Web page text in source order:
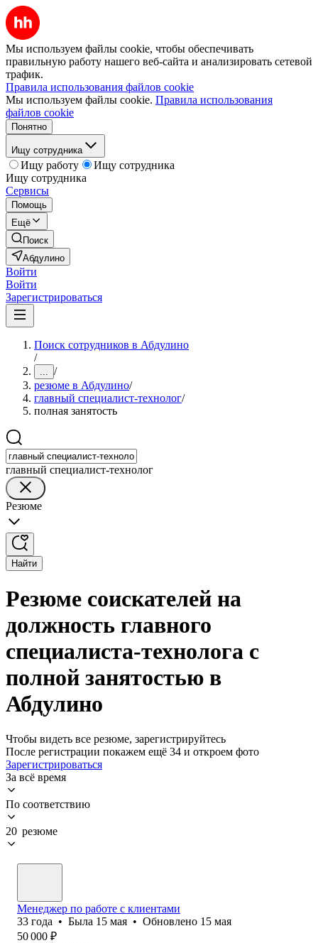
Мы используем файлы cookie, чтобы обеспечивать
правильную работу нашего веб-сайта и анализировать сетевой
трафик.
Правила использования файлов cookie
Мы используем файлы cookie. Правила использования
файлов cookie
Понятно
Ищу сотрудника
Ищу работу
Ищу сотрудника
Ищу сотрудника
Сервисы
Помощь
Ещё
Поиск
Абдулино
Войти
Войти
Зарегистрироваться
Поиск сотрудников в Абдулино
/
... /
резюме в Абдулино/
главный специалист-технолог/
полная занятость
главный специалист-технолог
Резюме
Найти
Резюме соискателей на
должность главного
специалиста-технолога с
полной занятостью в
Абдулино
Чтобы видеть все резюме, зарегистрируйтесь
После регистрации покажем ещё 34 и откроем фото
Зарегистрироваться
За всё время
По соответствию
20 резюме
Менеджер по работе с клиентами
33 года • Была 15 мая • Обновлено 15 мая
50 000 ₽